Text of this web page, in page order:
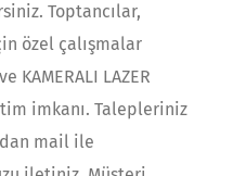
Toptancılar,
özel çalışmalar
KAMERALI LAZER
imkanı. Talepleriniz
mail ile